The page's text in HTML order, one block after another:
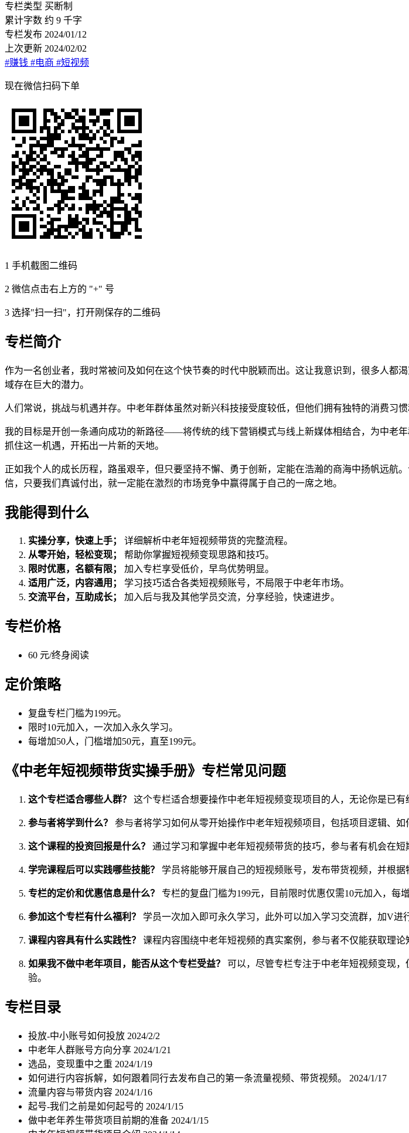
专栏类型 买断制
累计字数 约 9 千字
专栏发布 2024/01/12
上次更新 2024/02/02
#赚钱 #电商 #短视频
现在微信扫码下单
1 手机截图二维码
2 微信点击右上方的 "+" 号
3 选择"扫一扫"，打开刚保存的二维码
专栏简介
作为一名创业者，我时常被问及如何在这个快节奏的时代中脱颖而出。这让我意识到，很多人
域存在巨大的潜力。
人们常说，挑战与机遇并存。中老年群体虽然对新兴科技接受度较低，但他们拥有独特的消费习
我的目标是开创一条通向成功的新路径——将传统的线下营销模式与线上新媒体相结合，为中老
抓住这一机遇，开拓出一片新的天地。
正如我个人的成长历程，路虽艰辛，但只要坚持不懈、勇于创新，定能在浩瀚的商海中扬帆远航
信，只要我们真诚付出，就一定能在激烈的市场竞争中赢得属于自己的一席之地。
我能得到什么
实操分享，快速上手；
详细解析中老年短视频带货的完整流程。
从零开始，轻松变现；
帮助你掌握短视频变现思路和技巧。
限时优惠，名额有限；
加入专栏享受低价，早鸟优势明显。
适用广泛，内容通用；
学习技巧适合各类短视频账号，不局限于中老年市场。
交流平台，互助成长；
加入后与我及其他学员交流，分享经验，快速进步。
专栏价格
60 元/终身阅读
定价策略
复盘专栏门槛为199元。
限时10元加入，一次加入永久学习。
每增加50人，门槛增加50元，直至199元。
《中老年短视频带货实操手册》专栏常见问题
这个专栏适合哪些人群？ 这个专栏适合想要操作中老年短视频变现项目的人，无论你是已
参与者将学到什么？ 参与者将学习如何从零开始操作中老年短视频项目，包括项目逻辑、如
这个课程的投资回报是什么？ 通过学习和掌握中老年短视频带货的技巧，参与者有机会在
学完课程后可以实践哪些技能？ 学员将能够开展自己的短视频账号，发布带货视频，并根
专栏的定价和优惠信息是什么？ 专栏的复盘门槛为199元，目前限时优惠仅需10元加入，每
参加这个专栏有什么福利？ 学员一次加入即可永久学习，此外可以加入学习交流群，加V进
课程内容具有什么实践性？ 课程内容围绕中老年短视频的真实案例，参与者不仅能获取理
如果我不做中老年项目，能否从这个专栏受益？
可以，尽管专栏专注于中老年短视频变现
验。
专栏目录
投放-中小账号如何投放 2024/2/2
中老年人群账号方向分享 2024/1/21
选品，变现重中之重 2024/1/19
如何进行内容拆解，如何跟着同行去发布自己的第一条流量视频、带货视频。 2024/1/17
流量内容与带货内容 2024/1/16
起号-我们之前是如何起号的 2024/1/15
做中老年养生带货项目前期的准备 2024/1/15